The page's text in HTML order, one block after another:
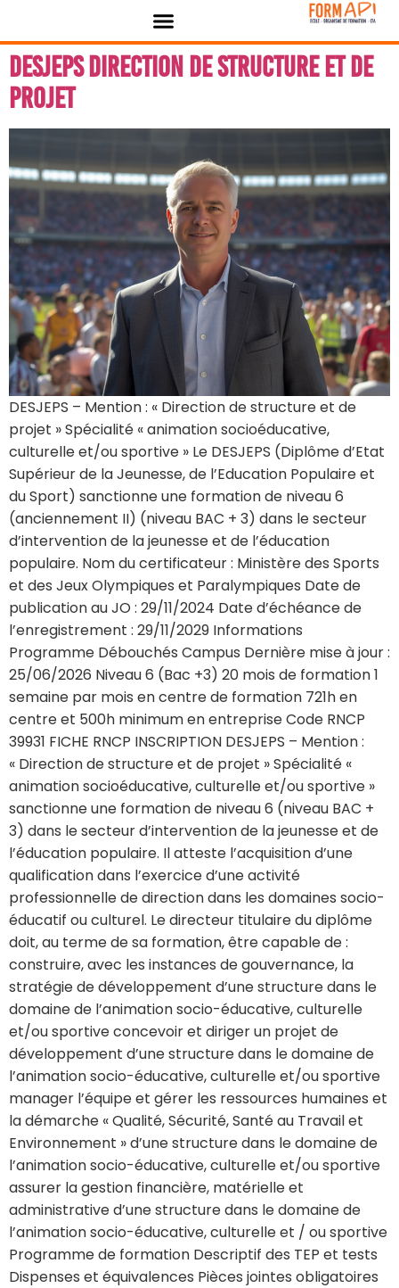
DESJEPS Direction de structure et de
projet
DESJEPS – Mention : « Direction de structure et de
projet » Spécialité « animation socioéducative,
culturelle et/ou sportive » Le DESJEPS (Diplôme d’Etat
Supérieur de la Jeunesse, de l’Education Populaire et
du Sport) sanctionne une formation de niveau 6
(anciennement II) (niveau BAC + 3) dans le secteur
d’intervention de la jeunesse et de l’éducation
populaire. Nom du certificateur : Ministère des Sports
et des Jeux Olympiques et Paralympiques Date de
publication au JO : 29/11/2024 Date d’échéance de
l’enregistrement : 29/11/2029 Informations
Programme Débouchés Campus Dernière mise à jour :
25/06/2026 Niveau 6 (Bac +3) 20 mois de formation 1
semaine par mois en centre de formation 721h en
centre et 500h minimum en entreprise Code RNCP
39931 FICHE RNCP INSCRIPTION DESJEPS – Mention :
« Direction de structure et de projet » Spécialité «
animation socioéducative, culturelle et/ou sportive »
sanctionne une formation de niveau 6 (niveau BAC +
3) dans le secteur d’intervention de la jeunesse et de
l’éducation populaire. Il atteste l’acquisition d’une
qualification dans l’exercice d’une activité
professionnelle de direction dans les domaines socio-
éducatif ou culturel. Le directeur titulaire du diplôme
doit, au terme de sa formation, être capable de :
construire, avec les instances de gouvernance, la
stratégie de développement d’une structure dans le
domaine de l’animation socio-éducative, culturelle
et/ou sportive concevoir et diriger un projet de
développement d’une structure dans le domaine de
l’animation socio-éducative, culturelle et/ou sportive
manager l’équipe et gérer les ressources humaines et
la démarche « Qualité, Sécurité, Santé au Travail et
Environnement » d’une structure dans le domaine de
l’animation socio-éducative, culturelle et/ou sportive
assurer la gestion financière, matérielle et
administrative d’une structure dans le domaine de
l’animation socio-éducative, culturelle et / ou sportive
Programme de formation Descriptif des TEP et tests
Dispenses et équivalences Pièces jointes obligatoires
Panneau de gestion des cookies